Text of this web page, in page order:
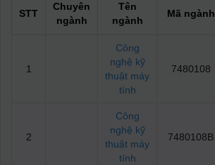
STT
Chuyên
ngành
Tên
ngành
Mã ngành
1
Công
nghệ kỹ
thuật máy
tính
7480108
2
Công
nghệ kỹ
thuật máy
tính
7480108B